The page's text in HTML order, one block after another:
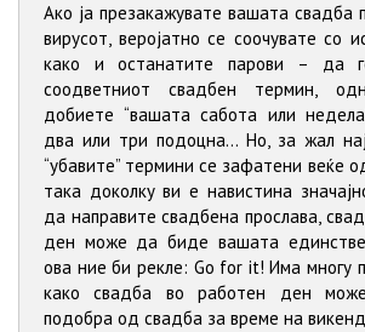
Ако ја презакажувате вашата свадба
вирусот, веројатно се соочувате со
како и останатите парови – да
соодветниот свадбен термин,
добиете “вашата сабота или
два или три подоцна... Но, за жал
“убавите” термини се зафатени веќе
така доколку ви е навистина
да направите свадбена прослава,
ден може да биде вашата
ова ние би рекле: Go for it! Има многу
како свадба во работен ден
подобра од свадба за време на